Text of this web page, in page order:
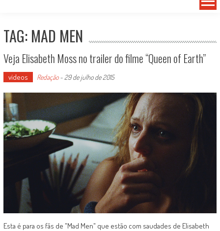
TAG: MAD MEN
Veja Elisabeth Moss no trailer do filme “Queen of Earth”
vídeos Redação- 29 de julho de 2015
Esta é para os fãs de "Mad Men" que estão com saudades de Elisabeth